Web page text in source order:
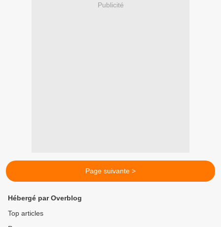
Publicité
Page suivante >
Hébergé par Overblog
Top articles